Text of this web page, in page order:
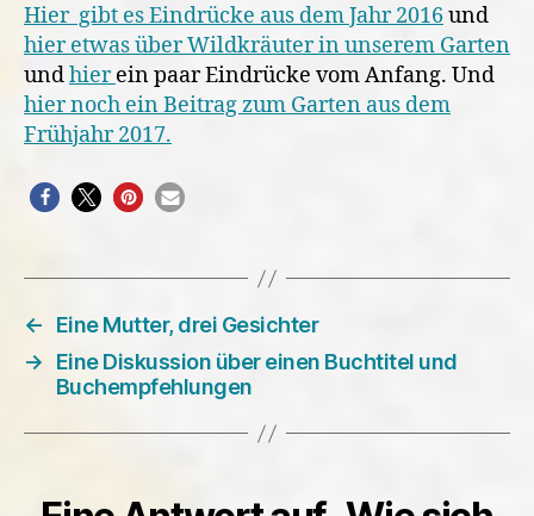
Hier gibt es Eindrücke aus dem Jahr 2016 und
hier etwas über Wildkräuter in unserem Garten
undhierein paar Eindrücke vom Anfang. Und
hier noch ein Beitrag zum Garten aus dem
Frühjahr 2017.
←
Eine Mutter, drei Gesichter
→
Eine Diskussion über einen Buchtitel und
Buchempfehlungen